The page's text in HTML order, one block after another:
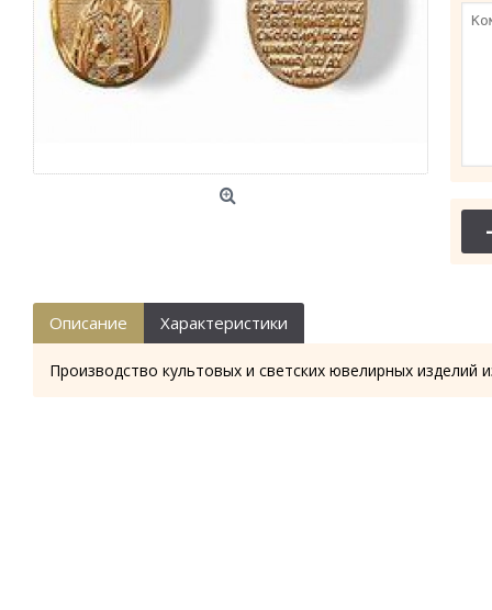
-
Описание Характеристики
Производство культовых и светских ювелирных изделий